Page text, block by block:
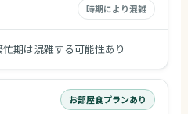
時期により混雑
期は混雑する可能性あり
お部屋食プランあり